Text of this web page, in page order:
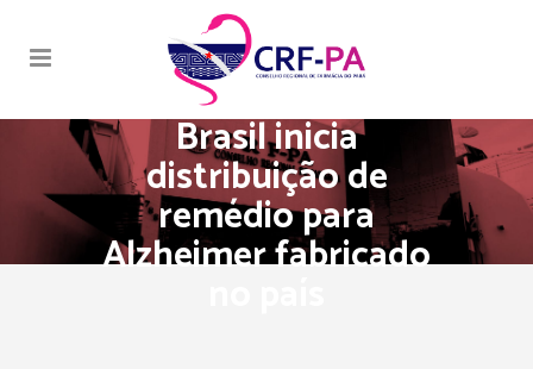
Brasil inicia
distribuição de
remédio para
Alzheimer fabricado